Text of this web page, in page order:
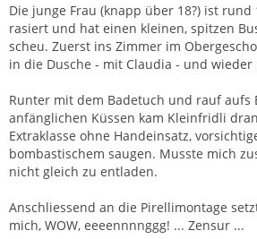
Die junge Frau (knapp über 18?) ist rund
rasiert und hat einen kleinen, spitzen
scheu. Zuerst ins Zimmer im
in die Dusche - mit Claudia - und
Runter mit dem Badetuch und rauf aufs
anfänglichen Küssen kam Kleinfridli
Extraklasse ohne Handeinsatz,
bombastischem saugen. Musste mich
nicht gleich zu entladen.
Anschliessend an die Pirellimontage
mich, WOW, eeeennnnggg! ... Zensur ...